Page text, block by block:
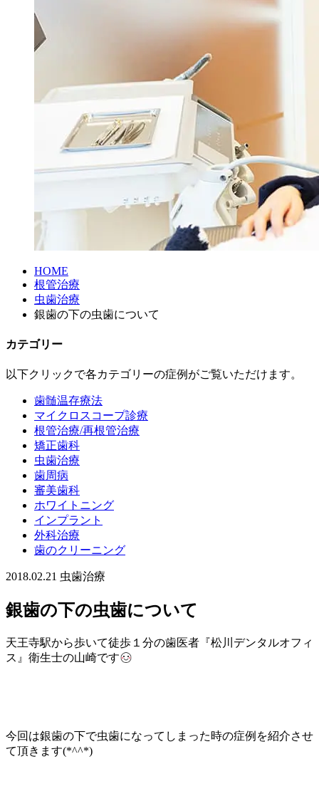
HOME
根管治療
虫歯治療
銀歯の下の虫歯について
カテゴリー
以下クリックで各カテゴリーの症例がご覧いただけます。
歯髄温存療法
マイクロスコープ診療
根管治療/再根管治療
矯正歯科
虫歯治療
歯周病
審美歯科
ホワイトニング
インプラント
外科治療
歯のクリーニング
2018.02.21 虫歯治療
銀歯の下の虫歯について
天王寺駅から歩いて徒歩１分の歯医者『松川デンタルオフィ
ス』衛生士の山崎です
今回は銀歯の下で虫歯になってしまった時の症例を紹介させ
て頂きます(*^^*)